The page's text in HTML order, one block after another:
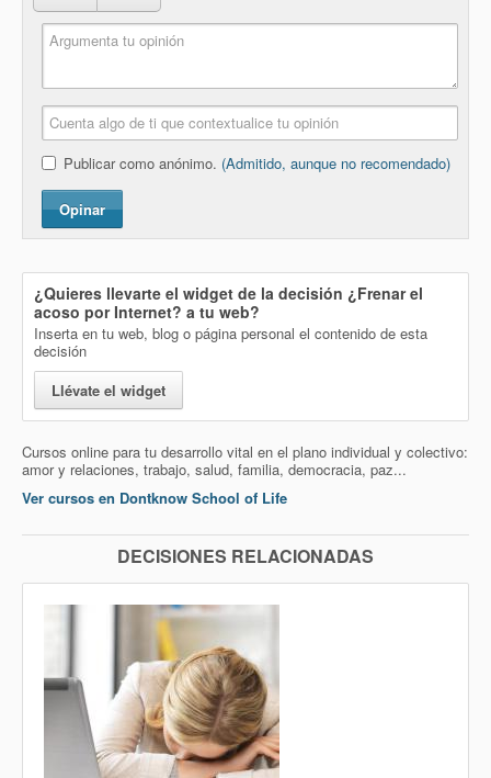
Publicar como anónimo. (Admitido, aunque no recomendado)
Opinar
¿Quieres llevarte el widget de la decisión ¿Frenar el
acoso por Internet? a tu web?
Inserta en tu web, blog o página personal el contenido de esta
decisión
Llévate el widget
Cursos online para tu desarrollo vital en el plano individual y colectivo:
amor y relaciones, trabajo, salud, familia, democracia, paz...
Ver cursos en Dontknow School of Life
DECISIONES RELACIONADAS